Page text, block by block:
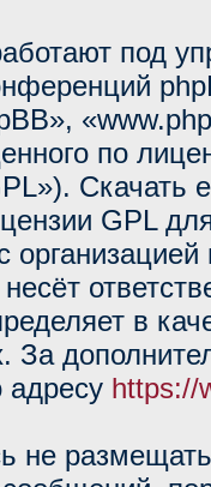
под
по
Скачать
GPL
в
За
адресу https://
не